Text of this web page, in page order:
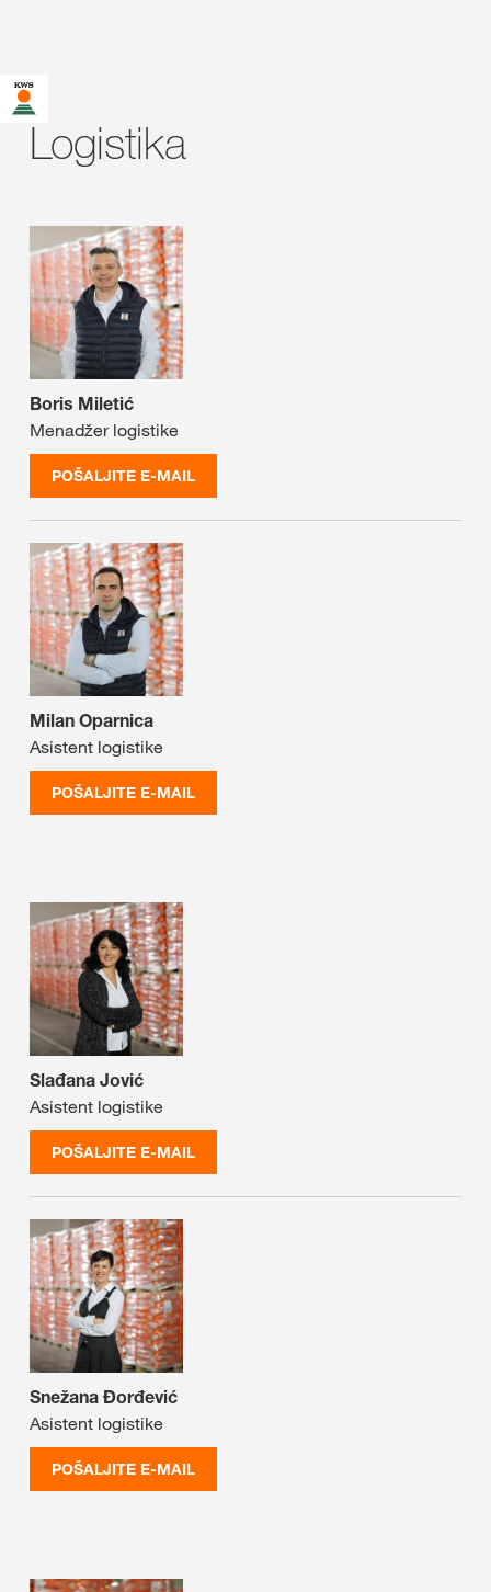
Logistika
Boris Miletić
Menadžer logistike
POŠALJITE E-MAIL
Milan Oparnica
Asistent logistike
POŠALJITE E-MAIL
Slađana Jović
Asistent logistike
POŠALJITE E-MAIL
Snežana Đorđević
Asistent logistike
POŠALJITE E-MAIL